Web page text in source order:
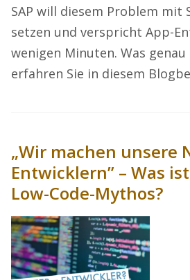
SAP will diesem Problem mit
setzen und verspricht App-
wenigen Minuten. Was
erfahren Sie in diesem
„Wir machen unsere
Entwicklern” – Was
Low-Code-Mythos?